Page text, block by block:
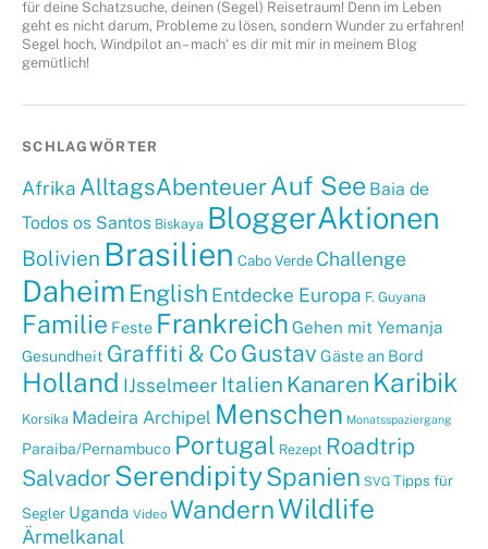
für deine Schatzsuche, deinen (Segel) Reisetraum! Denn im Leben
geht es nicht darum, Probleme zu lösen, sondern Wunder zu erfahren!
Segel hoch, Windpilot an – mach‘ es dir mit mir in meinem Blog
gemütlich!
SCHLAGWÖRTER
Afrika AlltagsAbenteuerAuf See Baia de
Todos os Santos Biskaya BloggerAktionen
Bolivien Brasilien Cabo Verde Challenge
Daheim English Entdecke Europa F. Guyana
Familie Feste Frankreich Gehen mit Yemanja
Gesundheit Graffiti & Co Gustav Gäste an Bord
Holland IJsselmeer Italien Kanaren Karibik
Korsika Madeira Archipel Menschen Monatsspaziergang
Paraiba/Pernambuco Portugal Rezept Roadtrip
Salvador SerendipitySpanien SVG Tipps für
Segler Uganda Video WandernWildlife
Ärmelkanal